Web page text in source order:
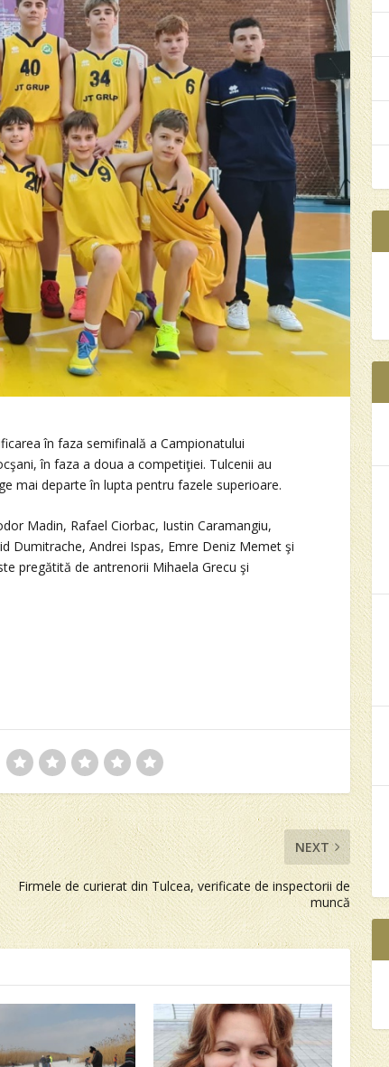
în faza semifinală a Campionatului
în faza a doua a competiţiei. Tulcenii au
mai departe în lupta pentru fazele superioare.
Madin, Rafael Ciorbac, Iustin Caramangiu,
Dumitrache, Andrei Ispas, Emre Deniz Memet şi
pregătită de antrenorii Mihaela Grecu şi
NEXT
Firmele de curierat din Tulcea, verificate de inspectorii de
muncă